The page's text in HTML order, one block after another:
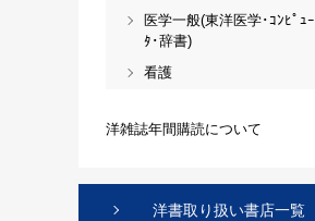
医学一般(東洋医学･ｺﾝﾋﾟｭｰ
ﾀ･辞書)
看護
洋雑誌年間購読について
洋書取り扱い書店一覧